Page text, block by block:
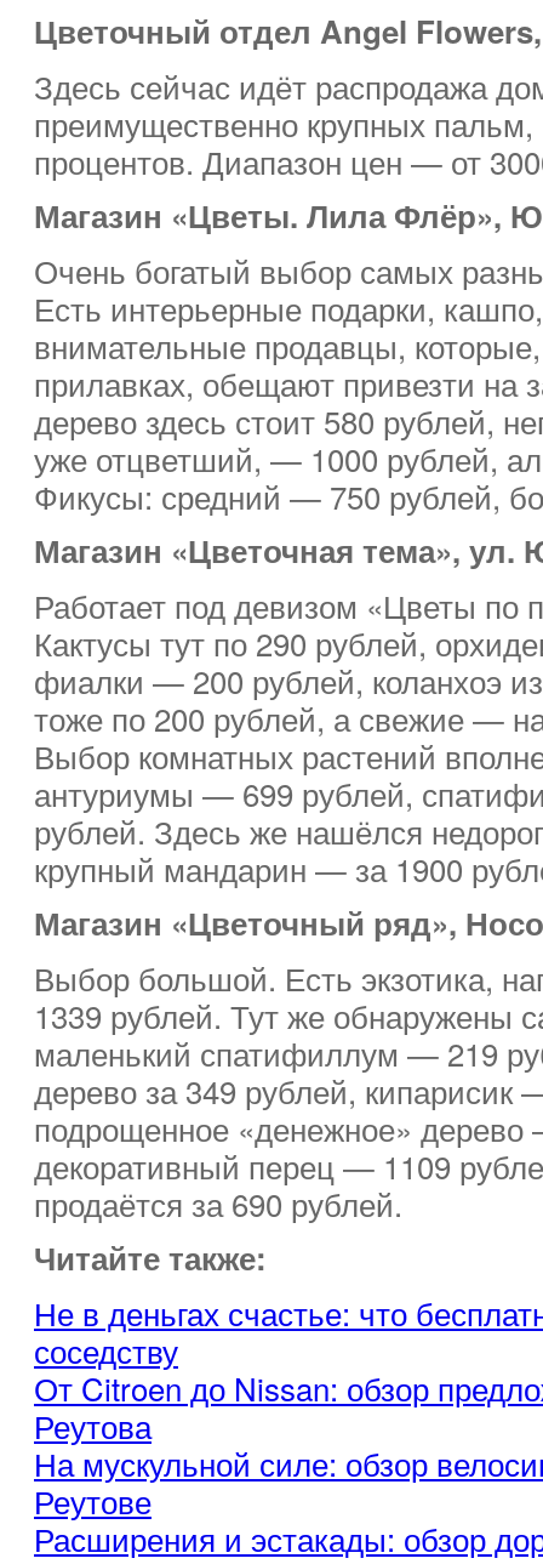
Цветочный отдел Angel
Здесь сейчас идёт распродажа
преимущественно крупных пальм,
процентов. Диапазон цен — от
Магазин «Цветы. Лила Флёр»,
Очень богатый выбор самых
Есть интерьерные подарки,
внимательные продавцы,
прилавках, обещают привезти на
дерево здесь стоит 580 рублей,
уже отцветший, — 1000 рублей,
Фикусы: средний — 750 рублей,
Магазин «Цветочная тема», ул.
Работает под девизом «Цветы
Кактусы тут по 290 рублей,
фиалки — 200 рублей, коланхоэ
тоже по 200 рублей, а свежие —
Выбор комнатных растений
антуриумы — 699 рублей,
рублей. Здесь же нашёлся
крупный мандарин — за 1900
Магазин «Цветочный ряд»,
Выбор большой. Есть экзотика,
1339 рублей. Тут же обнаружены
маленький спатифиллум — 219
дерево за 349 рублей, кипарисик
подрощенное «денежное»
декоративный перец — 1109
продаётся за 690 рублей.
Читайте также:
Не в деньгах счастье: что
соседству
От Citroen до Nissan: обзор
Реутова
На мускульной силе: обзор
Реутове
Расширения и эстакады: обзор